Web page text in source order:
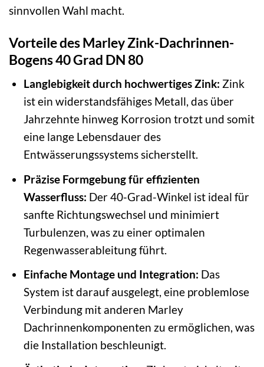
sinnvollen Wahl macht.
Vorteile des Marley Zink-Dachrinnen-
Bogens 40 Grad DN 80
Langlebigkeit durch hochwertiges Zink: Zink
ist ein widerstandsfähiges Metall, das über
Jahrzehnte hinweg Korrosion trotzt und somit
eine lange Lebensdauer des
Entwässerungssystems sicherstellt.
Präzise Formgebung für effizienten
Wasserfluss: Der 40-Grad-Winkel ist ideal für
sanfte Richtungswechsel und minimiert
Turbulenzen, was zu einer optimalen
Regenwasserableitung führt.
Einfache Montage und Integration: Das
System ist darauf ausgelegt, eine problemlose
Verbindung mit anderen Marley
Dachrinnenkomponenten zu ermöglichen, was
die Installation beschleunigt.